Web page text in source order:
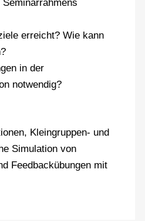
erreicht? Wie kann
in der
notwendig?
Kleingruppen- und
Simulation von
Feedbackübungen mit